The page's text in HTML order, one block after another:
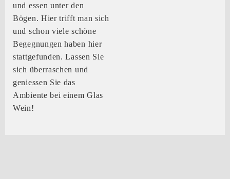
und essen unter den
Bögen. Hier trifft man sich
und schon viele schöne
Begegnungen haben hier
stattgefunden. Lassen Sie
sich überraschen und
geniessen Sie das
Ambiente bei einem Glas
Wein!